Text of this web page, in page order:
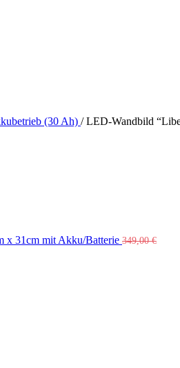
(30 Ah) / LED-Wandbild
x 31cm mit Akku/Batterie 349,00€